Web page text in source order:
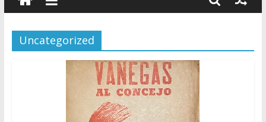
Uncategorized